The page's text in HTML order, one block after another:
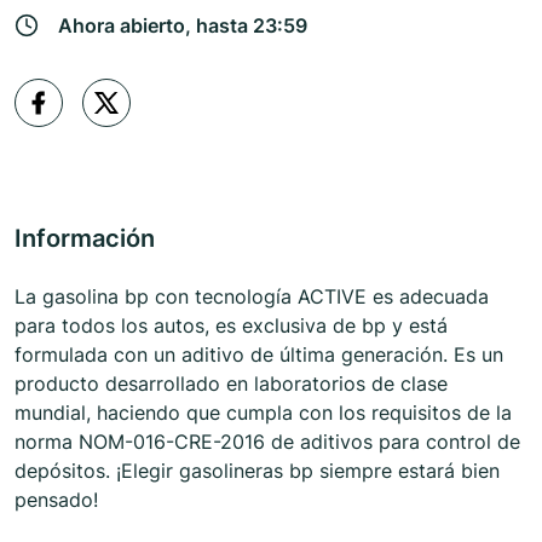
Ahora abierto, hasta 23:59
Información
La gasolina bp con tecnología ACTIVE es adecuada
para todos los autos, es exclusiva de bp y está
formulada con un aditivo de última generación. Es un
producto desarrollado en laboratorios de clase
mundial, haciendo que cumpla con los requisitos de la
norma NOM-016-CRE-2016 de aditivos para control de
depósitos. ¡Elegir gasolineras bp siempre estará bien
pensado!